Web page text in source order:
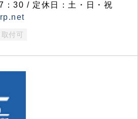
：30 / 定休日：土・日・祝
付可